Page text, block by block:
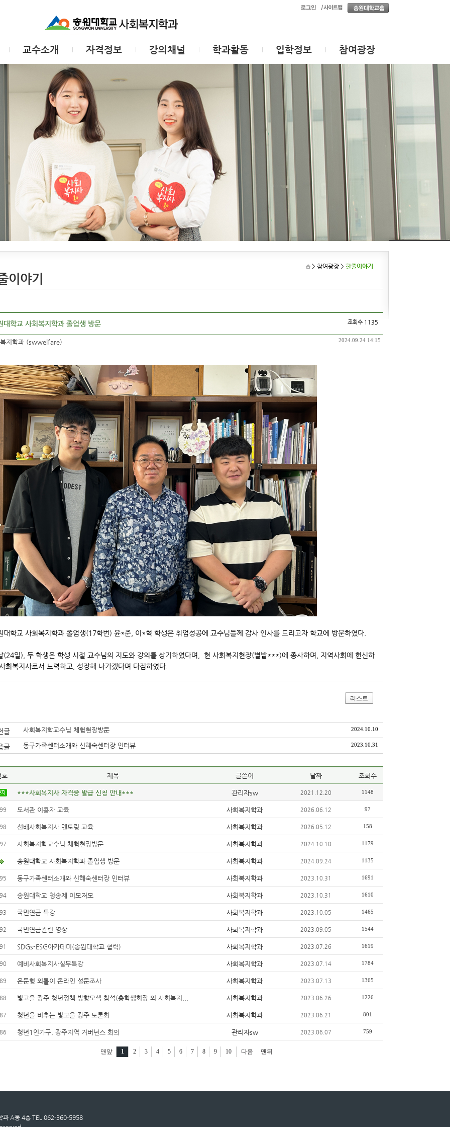
교수소개 자격정보 강의채널 학과활동 입학정보 참여광장
> 참여광장 > 한줄이야기
이야기
대학교 사회복지학과 졸업생 방문 조회수 1135
지학과 (swwelfare) 2024.09.24 14:15
대학교 사회복지학과 졸업생(17학번) 윤*준, 이*혁 학생은 취업성공에 교수님들께 감사 인사를 드리고자 학교에 방문하였다.
(24일), 두 학생은 학생 시절 교수님의 지도와 강의를 상기하였다며, 현 사회복지현장(별밭***)에 종사하며, 지역사회에 헌신하
회복지사로서 노력하고, 성장해 나가겠다며 다짐하였다.
리스트
글 사회복지학교수님 체험현장방문 2024.10.10
글 동구가족센터소개와 신혜숙센터장 인터뷰 2023.10.31
호 제목 글쓴이 날짜 조회수
***사회복지사 자격증 발급 신청 안내*** 관리자sw 2021.12.20 1148
도서관 이용자 교육 사회복지학과 2026.06.12 97
선배사회복지사 멘토링 교육 사회복지학과 2026.05.12 158
사회복지학교수님 체험현장방문 사회복지학과 2024.10.10 1179
송원대학교 사회복지학과 졸업생 방문 사회복지학과 2024.09.24 1135
동구가족센터소개와 신혜숙센터장 인터뷰 사회복지학과 2023.10.31 1691
송원대학교 청송제 이모저모 사회복지학과 2023.10.31 1610
국민연금 특강 사회복지학과 2023.10.05 1465
국민연금관련 영상 사회복지학과 2023.09.05 1544
SDGs-ESG아카데미(송원대학교 협력) 사회복지학과 2023.07.26 1619
예비사회복지사실무특강 사회복지학과 2023.07.14 1784
은둔형 외톨이 온라인 설문조사 사회복지학과 2023.07.13 1365
빛고을 광주 청년정책 방향모색 참석(총학생회장 외 사회복지... 사회복지학과 2023.06.26 1226
청년을 비추는 빛고을 광주 토론회 사회복지학과 2023.06.21 801
청년1인가구, 광주지역 거버넌스 회의 관리자sw 2023.06.07 759
맨앞 1 2 3 4 5 6 7 8 9 10 다음 맨뒤
과 A동 4층 TEL 062-360-5958